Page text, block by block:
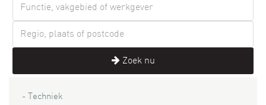
Zoek nu
- Techniek